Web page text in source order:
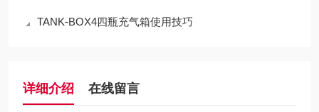
TANK-BOX4四瓶充气箱使用技巧
详细介绍 在线留言